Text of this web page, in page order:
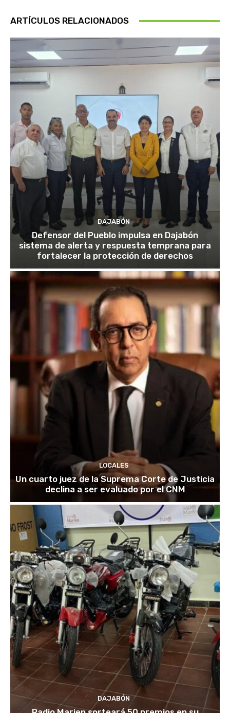
ARTÍCULOS RELACIONADOS
DAJABÓN
Defensor del Pueblo impulsa en Dajabón
sistema de alerta y respuesta temprana para
fortalecer la protección de derechos
LOCALES
Un cuarto juez de la Suprema Corte de Justicia
declina a ser evaluado por el CNM
DAJABÓN